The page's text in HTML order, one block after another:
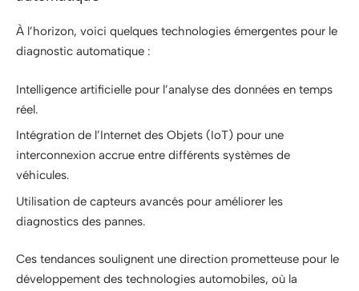
À l’horizon, voici quelques technologies émergentes pour le
diagnostic automatique :
Intelligence artificielle pour l’analyse des données en temps
réel.
Intégration de l’Internet des Objets (IoT) pour une
interconnexion accrue entre différents systèmes de
véhicules.
Utilisation de capteurs avancés pour améliorer les
diagnostics des pannes.
Ces tendances soulignent une direction prometteuse pour le
développement des technologies automobiles, où la